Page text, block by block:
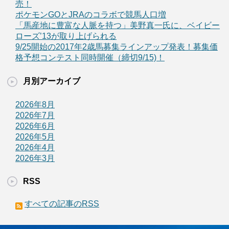
売！
ポケモンGOとJRAのコラボで競馬人口増
「馬産地に豊富な人脈を持つ」美野真一氏に、ベイビー
ローズ’13が取り上げられる
9/25開始の2017年2歳馬募集ラインアップ発表！募集価
格予想コンテスト同時開催（締切9/15)！
月別アーカイブ
2026年8月
2026年7月
2026年6月
2026年5月
2026年4月
2026年3月
RSS
すべての記事のRSS